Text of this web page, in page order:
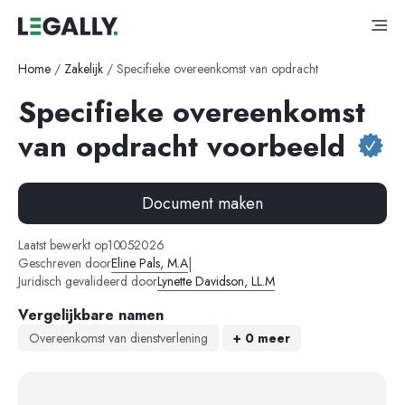
Home / Zakelijk / Specifieke overeenkomst van opdracht
Specifieke overeenkomst
van opdracht voorbeeld
Document maken
Laatst bewerkt op10-05-2026
Geschreven doorEline Pals, M.A|
Juridisch gevalideerd doorLynette Davidson, LL.M
Vergelijkbare namen
Overeenkomst van dienstverlening + 0 meer